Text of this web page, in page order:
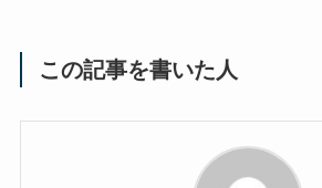
この記事を書いた人